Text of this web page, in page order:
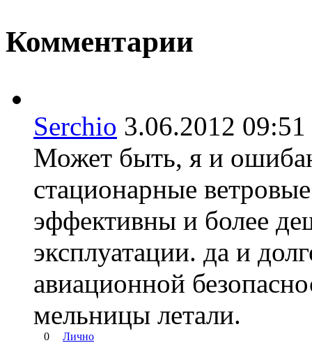
Комментарии
Serchio 3.06.2012
Может быть, я и
стационарные
эффективны и более
эксплуатации. да и
авиационной
мельницы летали.
0 Лично